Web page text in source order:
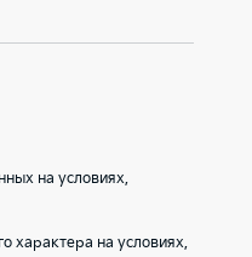
на условиях,
характера на условиях,